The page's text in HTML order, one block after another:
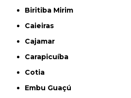
Biritiba Mirim
Caieiras
Cajamar
Carapicuíba
Cotia
Embu Guaçú